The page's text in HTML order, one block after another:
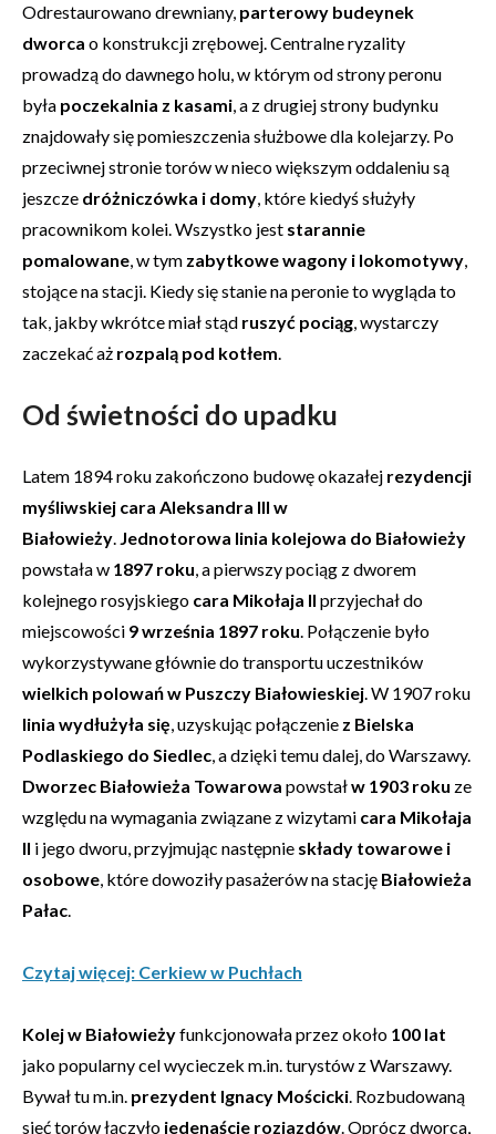
Odrestaurowano drewniany, parterowy budeynek
dworca o konstrukcji zrębowej. Centralne ryzality
prowadzą do dawnego holu, w którym od strony peronu
była poczekalnia z kasami, a z drugiej strony budynku
znajdowały się pomieszczenia służbowe dla kolejarzy. Po
przeciwnej stronie torów w nieco większym oddaleniu są
jeszcze dróżniczówka i domy, które kiedyś służyły
pracownikom kolei. Wszystko jest starannie
pomalowane, w tym zabytkowe wagony i lokomotywy,
stojące na stacji. Kiedy się stanie na peronie to wygląda to
tak, jakby wkrótce miał stąd ruszyć pociąg, wystarczy
zaczekać aż rozpalą pod kotłem.
Od świetności do upadku
Latem 1894 roku zakończono budowę okazałej rezydencji
myśliwskiej cara Aleksandra III w
Białowieży. Jednotorowa linia kolejowa do Białowieży
powstała w 1897 roku, a pierwszy pociąg z dworem
kolejnego rosyjskiego cara Mikołaja II przyjechał do
miejscowości 9 września 1897 roku. Połączenie było
wykorzystywane głównie do transportu uczestników
wielkich polowań w Puszczy Białowieskiej. W 1907 roku
linia wydłużyła się, uzyskując połączenie z Bielska
Podlaskiego do Siedlec, a dzięki temu dalej, do Warszawy.
Dworzec Białowieża Towarowa powstałw 1903 roku ze
względu na wymagania związane z wizytami cara Mikołaja
II i jego dworu, przyjmując następnie składy towarowe i
osobowe, które dowoziły pasażerów na stację Białowieża
Pałac.
Czytaj więcej: Cerkiew w Puchłach
Kolej w Białowieżyfunkcjonowała przez około 100 lat
jako popularny cel wycieczek m.in. turystów z Warszawy.
Bywał tu m.in. prezydent Ignacy Mościcki. Rozbudowaną
sieć torów łączyło jedenaście rozjazdów. Oprócz dworca,